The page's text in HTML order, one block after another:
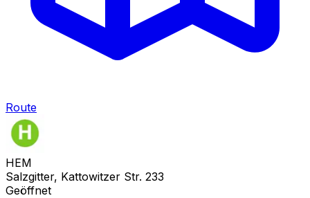
Route
HEM
Salzgitter, Kattowitzer Str. 233
Geöffnet